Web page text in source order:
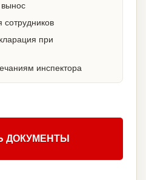
при
инспектора
ДОКУМЕНТЫ